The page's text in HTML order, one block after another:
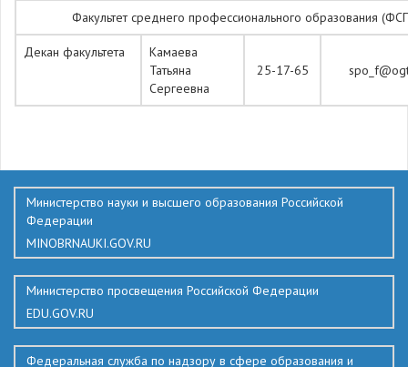
Факультет среднего профессионального образования
Декан факультета
Камаева
Татьяна
Сергеевна
25-17-65
Министерство науки и высшего образования Российской
Федерации
MINOBRNAUKI.GOV.RU
Министерство просвещения Российской Федерации
EDU.GOV.RU
Федеральная служба по надзору в сфере образования и